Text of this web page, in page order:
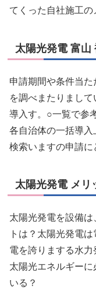
てくった自社施工の
太陽光発電 富山
申請期間や条件当
を調べまたりまし
導入す。○一覧で参
各自治体の一括導
検索いますの申請に
太陽光発電 メリ
太陽光発電を設備
トは？太陽光発電
電を誇りまする水
太陽光エネルギー
いる？